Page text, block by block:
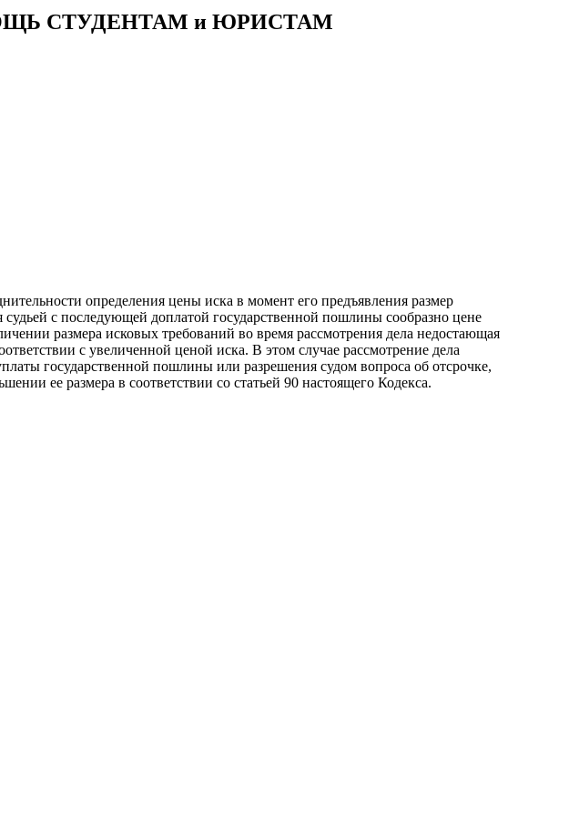
СТУДЕНТАМ и ЮРИСТАМ
определения цены иска в момент его предъявления размер
с последующей доплатой государственной пошлины сообразно цене
размера исковых требований во время рассмотрения дела недостающая
с увеличенной ценой иска. В этом случае рассмотрение дела
государственной пошлины или разрешения судом вопроса об отсрочке,
ее размера в соответствии со статьей 90 настоящего Кодекса.